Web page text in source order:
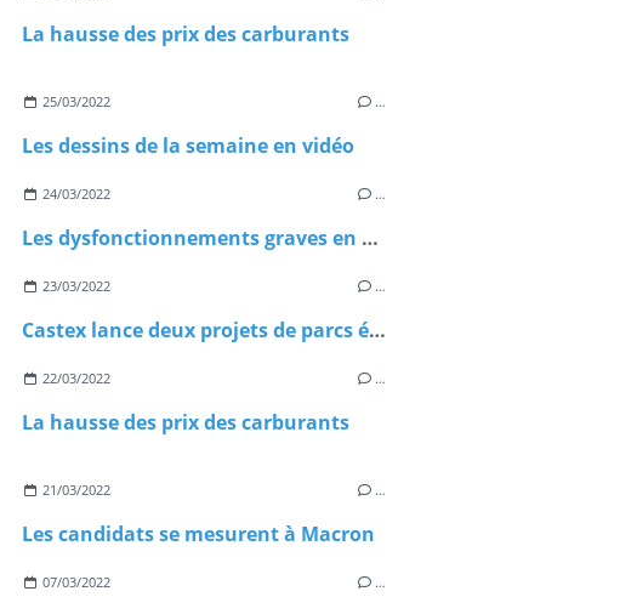
La hausse des prix des carburants
25/03/2022 …
Les dessins de la semaine en vidéo
24/03/2022 …
Les dysfonctionnements graves en EPHAD
23/03/2022 …
Castex lance deux projets de parcs éoliens flottants
22/03/2022 …
La hausse des prix des carburants
21/03/2022 …
Les candidats se mesurent à Macron
07/03/2022 …